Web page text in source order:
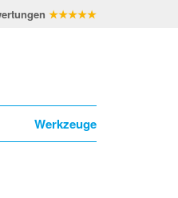
★★★★★
Werkzeuge